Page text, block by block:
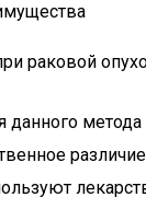
раковой
данного